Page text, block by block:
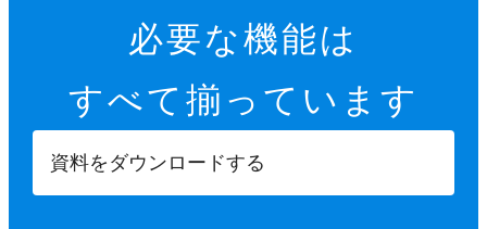
必要な機能は
すべて揃っています
資料をダウンロードする